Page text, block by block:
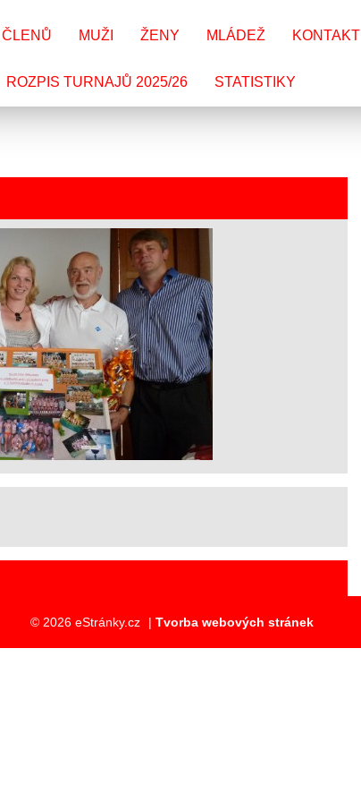
MUŽI ŽENY MLÁDEŽ KONTAKT
ROZPIS TURNAJŮ 2025/26 STATISTIKY
© 2026 eStránky.cz | Tvorba webových stránek